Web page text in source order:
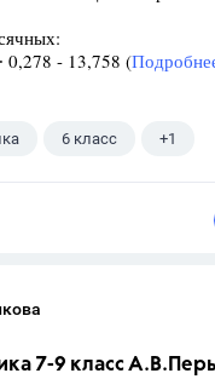
0,278 - 13,758 (
6 класс +1
7-9 класс